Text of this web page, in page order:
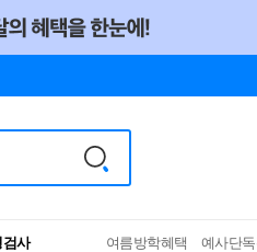
검사
여름방학혜택 예사단